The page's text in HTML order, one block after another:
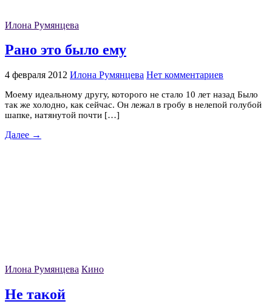
Илона Румянцева
Рано это было ему
4 февраля 2012 Илона Румянцева Нет комментариев
Моему идеальному другу, которого не стало 10 лет назад Было
так же холодно, как сейчас. Он лежал в гробу в нелепой голубой
шапке, натянутой почти […]
Далее →
Илона Румянцева Кино
Не такой